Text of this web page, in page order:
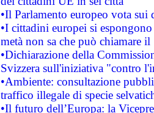
•Il Parlamento europeo vota sui
•I cittadini europei si
metà non sa che può chiamare
•Dichiarazione della
Svizzera sull'iniziativa "contro
•Ambiente: consultazione
traffico illegale di specie
•Il futuro dell’Europa: la